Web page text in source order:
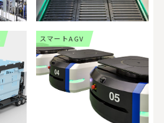
スマートAGV